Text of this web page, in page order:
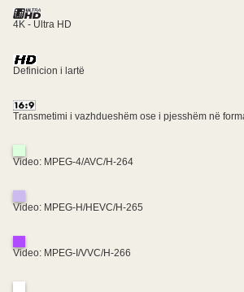
4K - Ultra HD
Definicion i lartë
Transmetimi i vazhdueshëm ose i pjesshëm në
Video: MPEG-4/AVC/H-264
Video: MPEG-H/HEVC/H-265
Video: MPEG-I/VVC/H-266